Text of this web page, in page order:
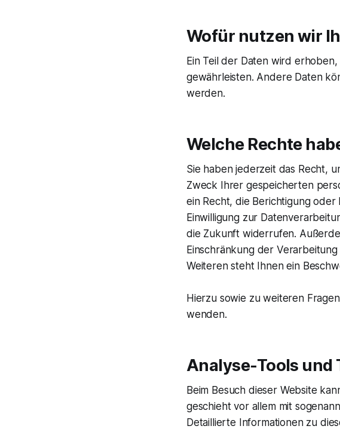
Wofür nutzen wir
Ein Teil der Daten wird
gewährleisten. Andere Daten
werden.
Welche Rechte
Sie haben jederzeit das Recht,
Zweck Ihrer gespeicherten
ein Recht, die Berichtigung oder
Einwilligung zur
die Zukunft widerrufen.
Einschränkung der
Weiteren steht Ihnen ein
​Hierzu sowie zu weiteren
wenden.
Analyse-Tools und
Beim Besuch dieser Website
geschieht vor allem mit
Detaillierte Informationen zu